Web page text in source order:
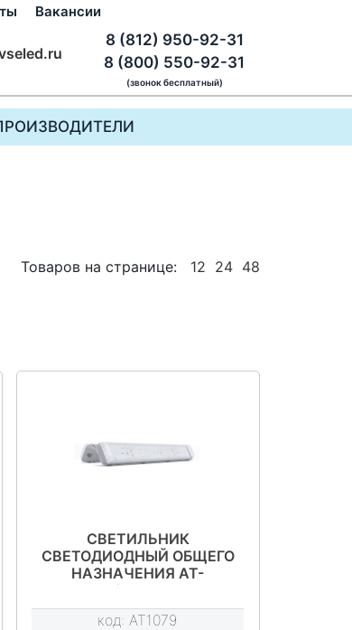
Вакансии
8 (812) 950-92-31
8 (800) 550-92-31
(звонок бесплатный)
Товаров на странице: 12 24 48
СВЕТИЛЬНИК
СВЕТОДИОДНЫЙ ОБЩЕГО
НАЗНАЧЕНИЯ АТ-
ССО-42/45 СЕРИЯ АТ-
ССО-42
код: AT1079